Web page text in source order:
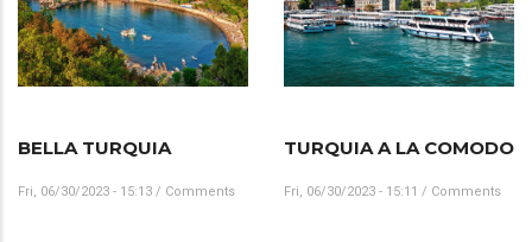
BELLA TURQUIA
Fri, 06/30/2023 - 15:13 / Comments
TURQUIA A LA COMODO
Fri, 06/30/2023 - 15:11 / Comments